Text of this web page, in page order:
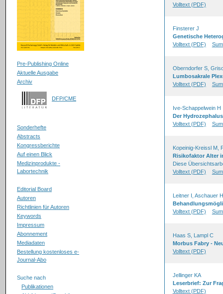
Pre-Publishing Online
Aktuelle Ausgabe
Archiv
DFP/CME
Sonderhefte
Abstracts
Kongressberichte
Auf einen Blick
Medizinprodukte -
Labortechnik
Editorial Board
Autoren
Richtlinien für Autoren
Keywords
Impressum
Abonnement
Mediadaten
Bestellung kostenloses e-
Journal-Abo
Suche nach
Publikationen
Volltext (PDF)
Finsterer J
Genetische
Volltext (PDF)
Oberndorfer S,
Lumbosakrale
Volltext (PDF)
Ive-Schappelwein H
Der
Volltext (PDF)
Kopeinig-Kreissl M,
Risikofaktor Alter
Diese
Volltext (PDF)
Leitner I, Aschauer
Volltext (PDF)
Haas S, Lampl C
Morbus Fabry -
Volltext (PDF)
Jellinger KA
Leserbrief: Zur
Volltext (PDF)